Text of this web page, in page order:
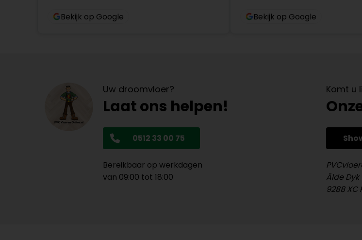
Bekijk op Google Bekijk op Google
Uw droomvloer?
Laat ons helpen!
0512 33 00 75
Bereikbaar op werkdagen
van 09:00 tot 18:00
Komt u
Âlde Dyk
9288 XC